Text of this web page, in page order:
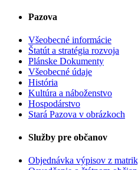
Pazova
Všeobecné informácie
Štatút a stratégia rozvoja
Plánske Dokumenty
Všeobecné údaje
História
Kultúra a náboženstvo
Hospodárstvo
Stará Pazova v obrázkoch
Služby pre občanov
Objednávka výpisov z